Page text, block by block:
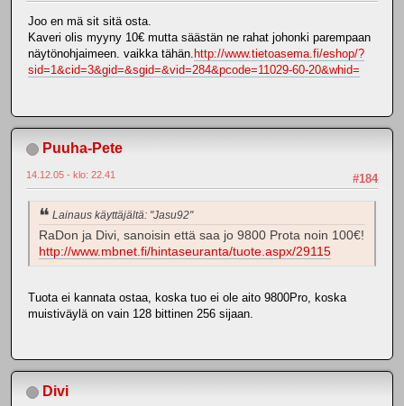
Joo en mä sit sitä osta.
Kaveri olis myyny 10€ mutta säästän ne rahat johonki parempaan
näytönohjaimeen. vaikka tähän. http://www.tietoasema.fi/eshop/?
sid=1&cid=3&gid=&sgid=&vid=284&pcode=11029-60-20&whid=
Puuha-Pete
#184
14.12.05 - klo: 22.41
Lainaus käyttäjältä: "Jasu92"
RaDon ja Divi, sanoisin että saa jo 9800 Prota noin 100€!
http://www.mbnet.fi/hintaseuranta/tuote.aspx/29115
Tuota ei kannata ostaa, koska tuo ei ole aito 9800Pro, koska
muistiväylä on vain 128 bittinen 256 sijaan.
Divi